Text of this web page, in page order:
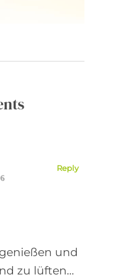
Reply
und
zu lüften…